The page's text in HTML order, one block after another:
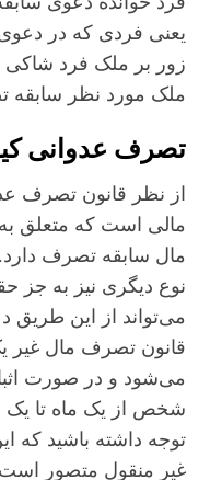
یعنی فردی که در
زور بر ملک فرد شاکی
ملک مورد نظر
تصرف عدوانی
از نظر قانون تصرف
مالی است که متعلق
مال سابقه تصرف
نوع دیگری نیز به جز
می‌تواند از این طریق
قانون تصرف مال
می‌شود و در صورت
شخص از یک ماه تا
توجه داشته باشید که
غیر منقول متصور